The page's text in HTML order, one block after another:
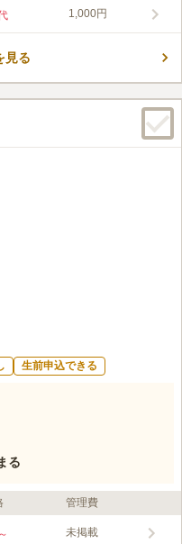
1,000円
見る
生前申込できる
る
管理費
未掲載